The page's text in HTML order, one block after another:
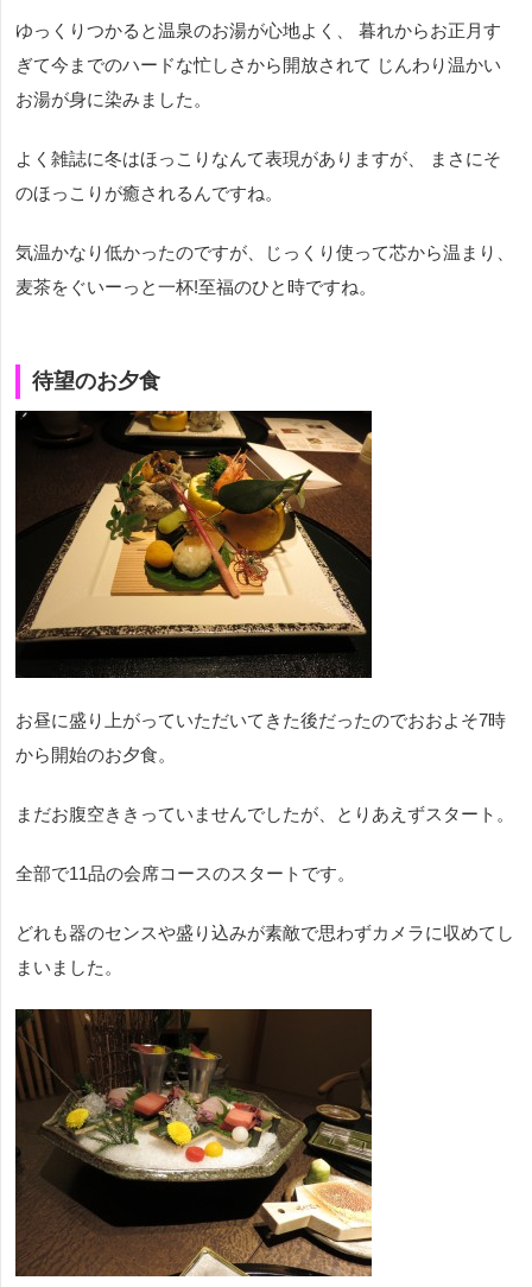
ゆっくりつかると温泉のお湯が心地よく、 暮れからお正月す
ぎて今までのハードな忙しさから開放されて じんわり温かい
お湯が身に染みました。
よく雑誌に冬はほっこりなんて表現がありますが、 まさにそ
のほっこりが癒されるんですね。
気温かなり低かったのですが、じっくり使って芯から温まり、
麦茶をぐいーっと一杯!至福のひと時ですね。
待望のお夕食
お昼に盛り上がっていただいてきた後だったのでおおよそ7時
から開始のお夕食。
まだお腹空ききっていませんでしたが、とりあえずスタート。
全部で11品の会席コースのスタートです。
どれも器のセンスや盛り込みが素敵で思わずカメラに収めてし
まいました。